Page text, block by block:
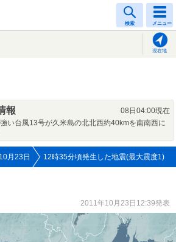
検索 メニュー
現在地
報
08日04:00現在
い台風13号が久米島の北北西約40kmを南南西に
月23日 12時35分頃発生した地震(最大震度1)
2011年10月23日12:39発表